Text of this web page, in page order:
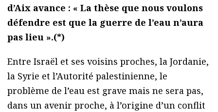
d’Aix avance : « La thèse que nous voulons
défendre est que la guerre de l’eau n’aura
pas lieu ».(*)
Entre Israël et ses voisins proches, la Jordanie,
la Syrie et l’Autorité palestinienne, le
problème de l’eau est grave mais ne sera pas,
dans un avenir proche, à l’origine d’un conflit